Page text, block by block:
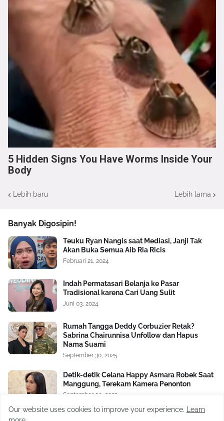
5 Hidden Signs You Have Worms Inside Your
Body
Lebih baru Lebih lama
Banyak Digosipin!
Teuku Ryan Nangis saat Mediasi, Janji Tak
Akan Buka Semua Aib Ria Ricis
Februari 21, 2024
Indah Permatasari Belanja ke Pasar
Tradisional karena Cari Uang Sulit
Juni 03, 2024
Rumah Tangga Deddy Corbuzier Retak?
Sabrina Chairunnisa Unfollow dan Hapus
Nama Suami
September 30, 2025
Detik-detik Celana Happy Asmara Robek Saat
Manggung, Terekam Kamera Penonton
September 09, 2023
Our website uses cookies to improve your experience.
Learn